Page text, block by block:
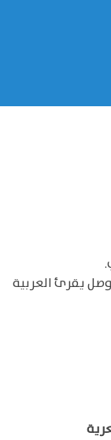
يقرئ العربية